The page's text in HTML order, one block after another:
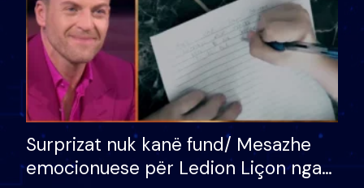
Surprizat nuk kanë fund/ Mesazhe
emocionuese për Ledion Liçon nga